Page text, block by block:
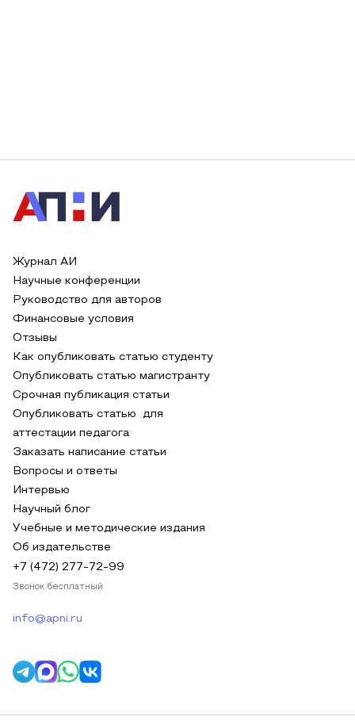
Журнал АИ
Научные конференции
Руководство для авторов
Финансовые условия
Отзывы
Как опубликовать статью студенту
Опубликовать статью магистранту
Срочная публикация статьи
Опубликовать статью для
аттестации педагога
Заказать написание статьи
Вопросы и ответы
Интервью
Научный блог
Учебные и методические издания
Об издательстве
+7 (472) 277-72-99
Звонок бесплатный
info@apni.ru